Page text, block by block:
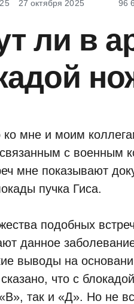
27 октября 2025 96
ли в
мне и моим
с военным
мне показывают
пучка Гиса.
подобных
данное
выводы на
что с
так и «Д». Но не